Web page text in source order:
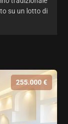
su un lotto di
255.000 €